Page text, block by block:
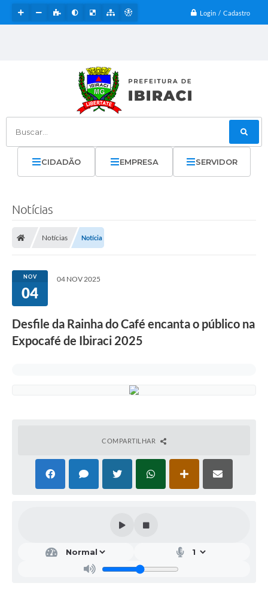
Login / Cadastro
Buscar...
CIDADÃO EMPRESA SERVIDOR
Notícias
Notícias Notícia
NOV
04
04 NOV 2025
Desfile da Rainha do Café encanta o público na
Expocafé de Ibiraci 2025
COMPARTILHAR